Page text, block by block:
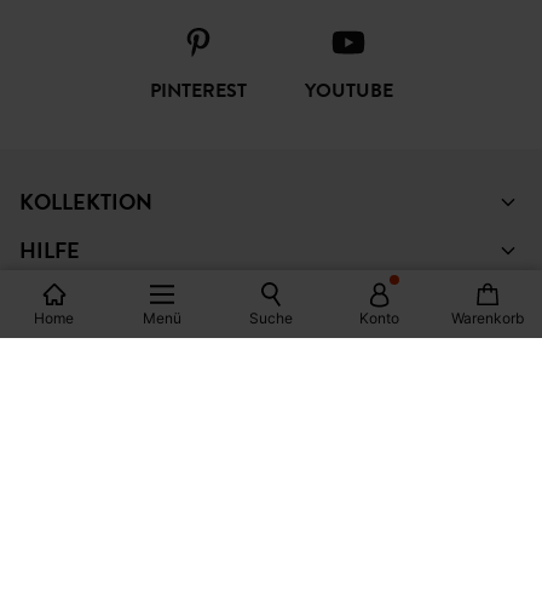
Home Menü Suche Konto Warenkorb
PINTEREST YOUTUBE
KOLLEKTION
HILFE
INFORMATIONEN